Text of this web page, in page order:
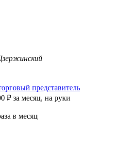
представитель
₽ за месяц, на руки
в месяц